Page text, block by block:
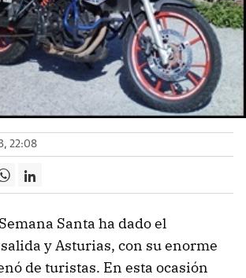
22:08
Santa ha dado el
y Asturias, con su enorme
de turistas. En esta ocasión